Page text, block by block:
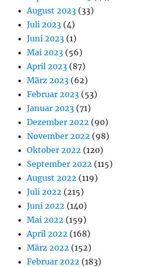
August 2023 (33)
Juli 2023 (4)
Juni 2023 (1)
Mai 2023 (56)
April 2023 (87)
März 2023 (62)
Februar 2023 (53)
Januar 2023 (71)
Dezember 2022 (90)
November 2022 (98)
Oktober 2022 (120)
September 2022 (115)
August 2022 (119)
Juli 2022 (215)
Juni 2022 (140)
Mai 2022 (159)
April 2022 (168)
März 2022 (152)
Februar 2022 (183)